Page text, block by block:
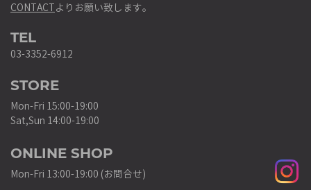
CONTACTよりお願い致します。
TEL
03-3352-6912
STORE
Mon-Fri 15:00-19:00
Sat,Sun 14:00-19:00
ONLINE SHOP
Mon-Fri 13:00-19:00 (お問合せ)